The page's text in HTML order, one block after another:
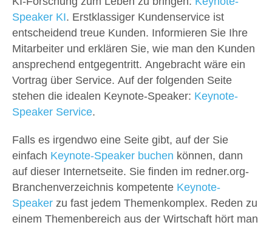
Speaker KI. Erstklassiger Kundenservice ist
entscheidend treue Kunden. Informieren Sie Ihre
Mitarbeiter und erklären Sie, wie man den Kunden
ansprechend entgegentritt. Angebracht wäre ein
Vortrag über Service. Auf der folgenden Seite
stehen die idealen Keynote-Speaker: Keynote-
Speaker Service.
Falls es irgendwo eine Seite gibt, auf der Sie
einfach Keynote-Speaker buchen können, dann
auf dieser Internetseite. Sie finden im redner.org-
Branchenverzeichnis kompetente Keynote-
Speaker zu fast jedem Themenkomplex. Reden zu
einem Themenbereich aus der Wirtschaft hört man